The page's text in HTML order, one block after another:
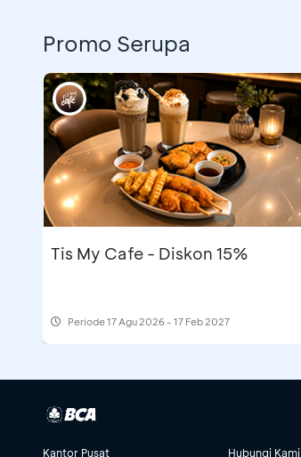
Promo Serupa
Tis My Cafe - Diskon 15%
Periode17 Agu 2026 - 17 Feb 2027
Kantor Pusat Hubungi Kami